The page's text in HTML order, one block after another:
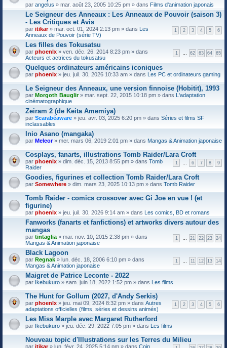
s
)
n
t
(
s
)
par angelus » mar. août 23, 2005 10:25 pm » dans Films d'animation japonais
Le Seigneur des Anneaux : Les Anneaux de Pouvoir (saison 3)
- Les Critiques et Avis
1 2 3 4 5 6
par itikar» mar. oct. 01, 2024 2:13 pm » dans Les
Anneaux de Pouvoir (série TV)
Les filles des Tokusatsu
F
c
h
i
(
s
)
j
o
n
(
)
1 62 63 64 65
par phoenlx » ven. déc. 26, 2014 8:23 pm » dans
Acteurs et actrices du tokusatsu
Quelques ordinateurs américains iconiques
F
c
h
i
s
)
o
n
t
)
par phoenlx » jeu. juil. 30, 2026 10:33 am » dans Les PC et ordinateurs gaming
Le Seigneur des Anneaux, une version finnoise (Hobitit), 1993
par Morgoth Bauglir» mar. sept. 22, 2015 10:18 pm » dans L'adaptation
cinématographique
Zeiram 2 (de Keita Amemiya)
par Scarabéaware » jeu. avr. 03, 2025 6:20 pm » dans Séries et films SF
inclassables
Inio Asano (mangaka)
par Meleor» mer. mars 06, 2019 2:01 pm » dans Mangas & Animation japonaise
Cosplays, fanarts, illustrations Tomb Raider/Lara Croft
F
i
c
r
(
)
j
o
n
s
)
1 6 7 8 9
par phoenlx » dim. déc. 15, 2013 8:55 pm » dans Tomb
Raider
Goodies, figurines et collection Tomb Raider/Lara Croft
par Somewhere » dim. mars 23, 2025 10:13 pm » dans Tomb Raider
Tomb Raider - comics crossover avec Gi Joe en vue ! (et
figurine)
par phoenlx » jeu. juil. 30, 2026 9:14 am » dans Les comics, BD et romans
Fanworks (fanarts et fanfictions) et artworks divers autour des
mangas
F
i
c
h
e
r
(
s
)
j
o
i
n
t
(
)
1 21 22 23 24
par tintaglia » mar. nov. 10, 2015 2:38 pm » dans
Mangas & Animation japonaise
Black Lagoon
F
i
c
h
i
r
(
s
)
j
o
n
t
1 11 12 13 14
par Regnak » lun. déc. 18, 2006 6:10 pm » dans
Mangas & Animation japonaise
Maigret de Patrice Leconte - 2022
par Ikebukuro » sam. juin 18, 2022 1:52 pm » dans Les films
The Hunt for Gollum (2027, d'Andy Serkis)
c
i
r
(
1 2 3 4 5 6
par phoenlx » jeu. mai 09, 2024 8:32 pm » dans Autres
adaptations officielles (films, séries et dessins animés)
Les Miss Marple avec Margaret Rutherford
par Ikebukuro » jeu. déc. 29, 2022 7:05 pm » dans Les films
Nouveau topic d'Illustrations sur les Terres du Milieu
par itikar» lun. févr. 24, 2025 5:14 pm » dans Coin